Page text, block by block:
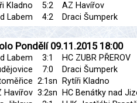
Kladno
5:2
AZ Havířov
Labem
4:2 Draci Šumperk
Pondělí 09.11.2015 18:00
Labem 3:1
HC ZUBR PŘEROV
7:0
Draci Šumperk
2:1sn
Rytíři Kladno
Havířov 3:2sn
HC Benátky nad